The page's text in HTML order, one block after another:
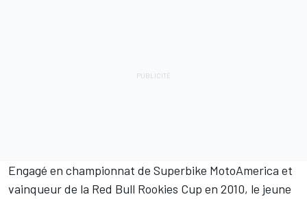
Engagé en championnat de Superbike MotoAmerica et
vainqueur de la Red Bull Rookies Cup en 2010, le jeune